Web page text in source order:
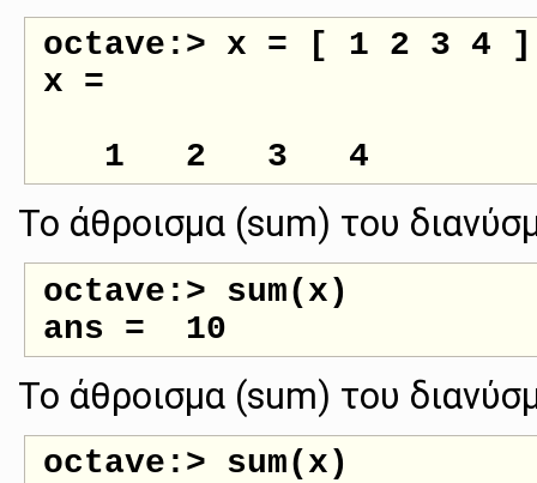
octave:> x = [ 1 2 3 4 ]
x =
Το άθροισμα (sum) του
octave:> sum(x)
Το άθροισμα (sum) του
octave:> sum(x)